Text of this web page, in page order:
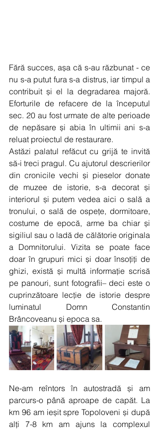
Fără succes, așa că s-au răzbunat - ce
nu s-a putut fura s-a distrus, iar timpul a
contribuit și el la degradarea majoră.
Eforturile de refacere de la începutul
sec. 20 au fost urmate de alte perioade
de nepăsare și abia în ultimii ani s-a
reluat proiectul de restaurare.
Astăzi palatul refăcut cu grijă te invită
să-i treci pragul. Cu ajutorul descrierilor
din cronicile vechi și pieselor donate
de muzee de istorie, s-a decorat și
interiorul și putem vedea aici o sală a
tronului, o sală de ospețe, dormitoare,
costume de epocă, arme ba chiar și
sigiliul sau o ladă de călătorie originala
a Domnitorului. Vizita se poate face
doar în grupuri mici și doar însoțiți de
ghizi, există și multă informație scrisă
pe panouri, sunt fotografii– deci este o
cuprinzătoare lecție de istorie despre
luminatul Domn Constantin
Brâncoveanu și epoca sa.
Ne-am reîntors în autostradă și am
parcurs-o până aproape de capăt. La
km 96 am ieșit spre Topoloveni și după
alți 7-8 km am ajuns la complexul